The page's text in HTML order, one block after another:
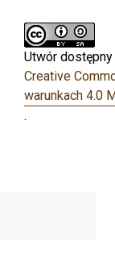
Utwór
Creative
warunkach 4.0
.